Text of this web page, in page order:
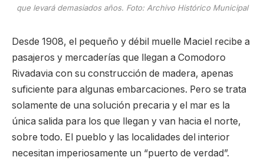
que levará demasiados años. Foto: Archivo Histórico Municipal
Desde 1908, el pequeño y débil muelle Maciel recibe a
pasajeros y mercaderías que llegan a Comodoro
Rivadavia con su construcción de madera, apenas
suficiente para algunas embarcaciones. Pero se trata
solamente de una solución precaria y el mar es la
única salida para los que llegan y van hacia el norte,
sobre todo. El pueblo y las localidades del interior
necesitan imperiosamente un “puerto de verdad”.